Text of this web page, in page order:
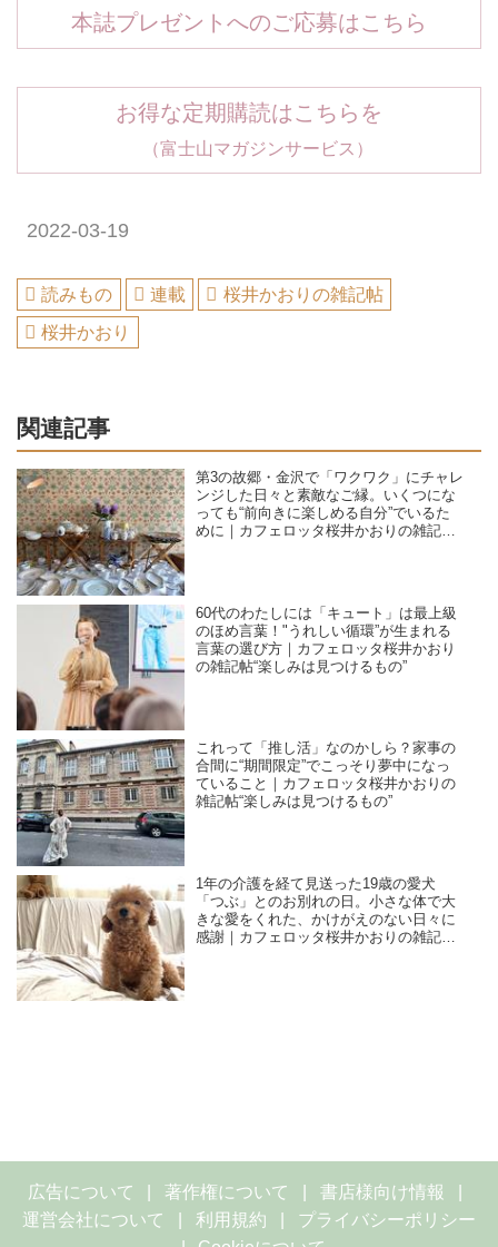
本誌プレゼントへのご応募はこちら
お得な定期購読はこちらを
（富士山マガジンサービス）
2022-03-19
読みもの 連載
桜井かおりの雑記帖
桜井かおり
関連記事
第3の故郷・金沢で「ワクワク」にチャレ
ンジした日々と素敵なご縁。いくつにな
っても“前向きに楽しめる自分”でいるた
めに｜カフェロッタ桜井かおりの雑記
60代のわたしには「キュート」は最上級
のほめ言葉！"うれしい循環”が生まれる
言葉の選び方｜カフェロッタ桜井かおり
の雑記帖“楽しみは見つけるもの”
これって「推し活」なのかしら？家事の
合間に“期間限定”でこっそり夢中になっ
ていること｜カフェロッタ桜井かおりの
雑記帖“楽しみは見つけるもの”
1年の介護を経て見送った19歳の愛犬
「つぶ」とのお別れの日。小さな体で大
きな愛をくれた、かけがえのない日々に
感謝｜カフェロッタ桜井かおりの雑記
広告について 著作権について
書店様向け情報
運営会社について
利用規約
プライバシーポリシー